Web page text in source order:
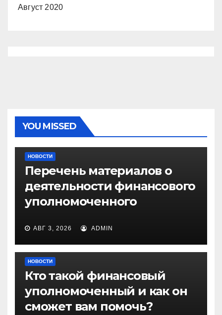
Август 2020
YOU MISSED
НОВОСТИ
Перечень материалов о
деятельности финансового
уполномоченного
АВГ 3, 2026 ADMIN
НОВОСТИ
Кто такой финансовый
уполномоченный и как он
сможет вам помочь?